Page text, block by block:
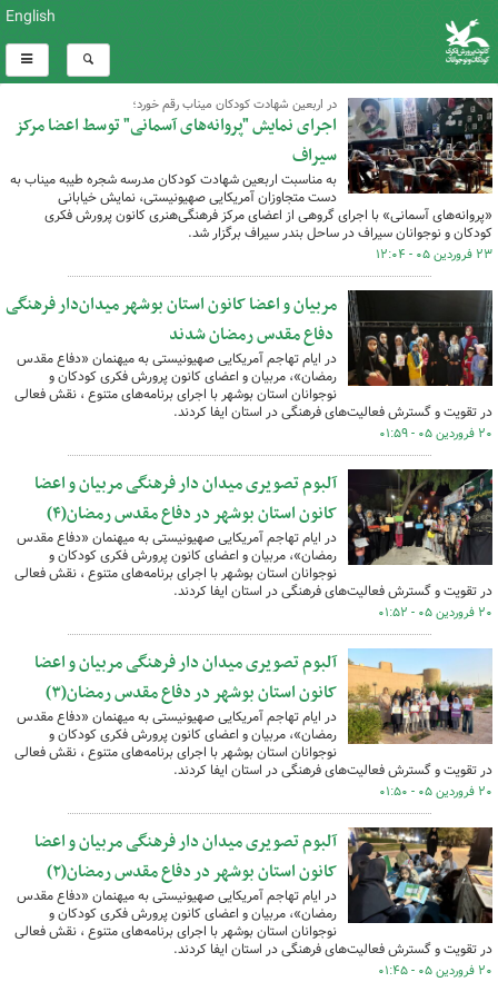
English
در اربعین شهادت کودکان میناب رقم خورد؛
اجرای نمایش "پروانه‌های آسمانی" توسط اعضا مرکز
سیراف
به مناسبت اربعین شهادت کودکان مدرسه شجره طیبه میناب به
دست متجاوزان آمریکایی صهیونیستی، نمایش خیابانی
«پروانه‌های آسمانی» با اجرای گروهی از اعضای مرکز فرهنگی‌هنری کانون پرورش فکری
کودکان و نوجوانان سیراف در ساحل بندر سیراف برگزار شد.
۲۳ فروردین ۰۵ - ۱۲:۰۴
مربیان و اعضا کانون استان بوشهر میدان‌دار فرهنگی
دفاع مقدس رمضان شدند
در ایام تهاجم آمریکایی صهیونیستی به میهنمان «دفاع مقدس
رمضان»، مربیان و اعضای کانون پرورش فکری کودکان و
نوجوانان استان بوشهر با اجرای برنامه‌های متنوع ، نقش فعالی
در تقویت و گسترش فعالیت‌های فرهنگی در استان ایفا کردند.
۲۰ فروردین ۰۵ - ۰۱:۵۹
آلبوم تصویری میدان دار فرهنگی مربیان و اعضا
کانون استان بوشهر در دفاع مقدس رمضان(۴)
در ایام تهاجم آمریکایی صهیونیستی به میهنمان «دفاع مقدس
رمضان»، مربیان و اعضای کانون پرورش فکری کودکان و
نوجوانان استان بوشهر با اجرای برنامه‌های متنوع ، نقش فعالی
در تقویت و گسترش فعالیت‌های فرهنگی در استان ایفا کردند.
۲۰ فروردین ۰۵ - ۰۱:۵۲
آلبوم تصویری میدان دار فرهنگی مربیان و اعضا
کانون استان بوشهر در دفاع مقدس رمضان(۳)
در ایام تهاجم آمریکایی صهیونیستی به میهنمان «دفاع مقدس
رمضان»، مربیان و اعضای کانون پرورش فکری کودکان و
نوجوانان استان بوشهر با اجرای برنامه‌های متنوع ، نقش فعالی
در تقویت و گسترش فعالیت‌های فرهنگی در استان ایفا کردند.
۲۰ فروردین ۰۵ - ۰۱:۵۰
آلبوم تصویری میدان دار فرهنگی مربیان و اعضا
کانون استان بوشهر در دفاع مقدس رمضان(۲)
در ایام تهاجم آمریکایی صهیونیستی به میهنمان «دفاع مقدس
رمضان»، مربیان و اعضای کانون پرورش فکری کودکان و
نوجوانان استان بوشهر با اجرای برنامه‌های متنوع ، نقش فعالی
در تقویت و گسترش فعالیت‌های فرهنگی در استان ایفا کردند.
۲۰ فروردین ۰۵ - ۰۱:۴۵